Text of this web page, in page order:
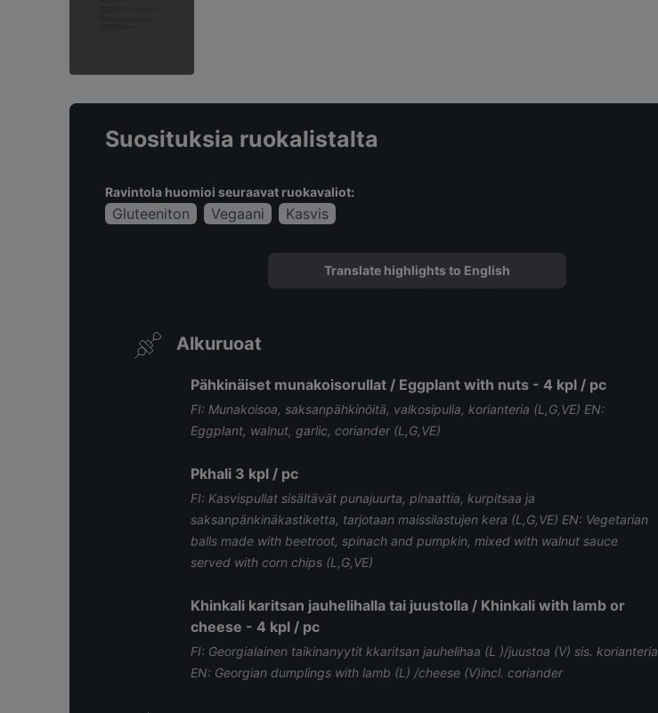
Suosituksia ruokalistalta
Ravintola huomioi seuraavat ruokavaliot:
Gluteeniton Vegaani Kasvis
Translate highlights to English
Alkuruoat
Pähkinäiset munakoisorullat / Eggplant with nuts - 4 kpl / pc
FI: Munakoisoa, saksanpähkinöitä, valkosipulia, korianteria (L,G,VE) EN:
Eggplant, walnut, garlic, coriander (L,G,VE)
Pkhali 3 kpl / pc
FI: Kasvispullat sisältävät punajuurta, pinaattia, kurpitsaa ja
saksanpänkinäkastiketta, tarjotaan maissilastujen kera (L,G,VE) EN: Vegetarian
balls made with beetroot, spinach and pumpkin, mixed with walnut sauce
served with corn chips (L,G,VE)
Khinkali karitsan jauhelihalla tai juustolla / Khinkali with lamb or
cheese - 4 kpl / pc
FI: Georgialainen taikinanyytit kkaritsan jauhelihaa (L )/juustoa (V) sis. korianteria
EN: Georgian dumplings with lamb (L) /cheese (V)incl. coriander